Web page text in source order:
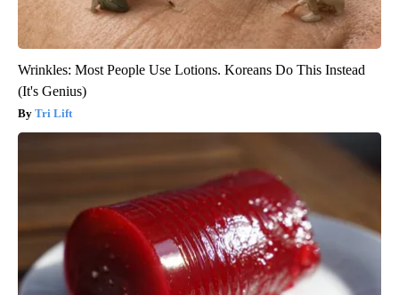
Wrinkles: Most People Use Lotions. Koreans Do This Instead
(It's Genius)
Tri Lift